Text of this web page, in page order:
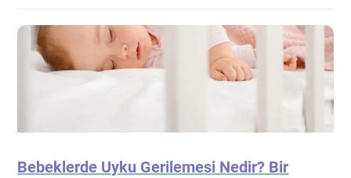
Bebeklerde Uyku Gerilemesi Nedir? Bir